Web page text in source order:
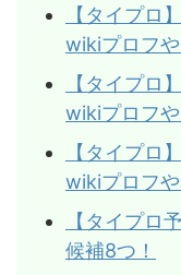
【タイプロ
wikiプロフ
【タイプロ
wikiプロフ
【タイプロ
wikiプロフ
【タイプロ
候補8つ！